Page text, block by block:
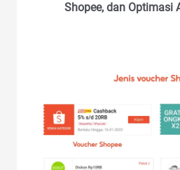
Shopee, dan Optimasi